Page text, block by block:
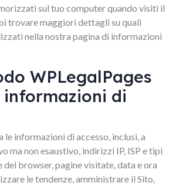
sul tuo computer quando visiti il
trovare maggiori dettagli su quali
nella nostra pagina di informazioni
WPLegalPages
di
le informazioni di accesso, inclusi, a
ma non esaustivo, indirizzi IP, ISP e tipi
del browser, pagine visitate, data e ora
le tendenze, amministrare il Sito,